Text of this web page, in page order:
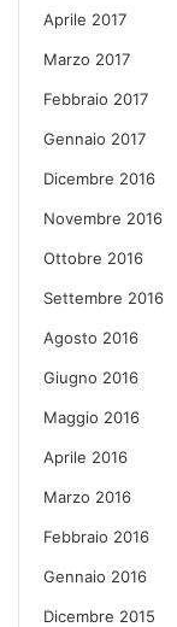
Aprile 2017
Marzo 2017
Febbraio 2017
Gennaio 2017
Dicembre 2016
Novembre 2016
Ottobre 2016
Settembre 2016
Agosto 2016
Giugno 2016
Maggio 2016
Aprile 2016
Marzo 2016
Febbraio 2016
Gennaio 2016
Dicembre 2015